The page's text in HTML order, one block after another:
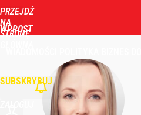
PRZEJDŹ
NA
STRONĘ
WPROST
SUBSKRYBUJ